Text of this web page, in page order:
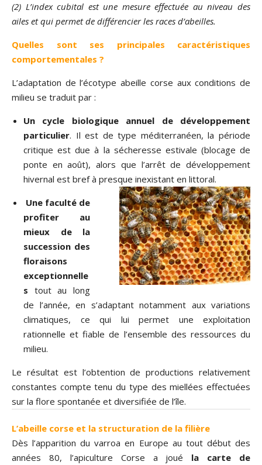
(2) L’index cubital est une mesure effectuée au niveau des
ailes et qui permet de différencier les races d’abeilles.
Quelles sont ses principales caractéristiques
comportementales ?
L’adaptation de l’écotype abeille corse aux conditions de
milieu se traduit par :
Un cycle biologique annuel de développement
particulier. Il est de type méditerranéen, la période
critique est due à la sécheresse estivale (blocage de
ponte en août), alors que l’arrêt de développement
hivernal est bref à presque inexistant en littoral.
Une faculté de
profiter au
mieux de la
succession des
floraisons
exceptionnelle
s tout au long
de l’année, en s’adaptant notamment aux variations
climatiques, ce qui lui permet une exploitation
rationnelle et fiable de l’ensemble des ressources du
milieu.
Le résultat est l’obtention de productions relativement
constantes compte tenu du type des miellées effectuées
sur la flore spontanée et diversifiée de l’île.
L’abeille corse et la structuration de la filière
Dès l’apparition du varroa en Europe au tout début des
années 80, l’apiculture Corse a joué la carte de